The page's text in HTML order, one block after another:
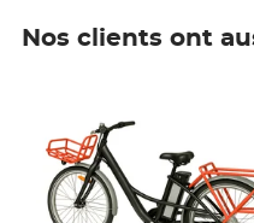
Nos clients ont